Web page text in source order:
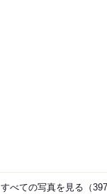
すべての写真を見る（397